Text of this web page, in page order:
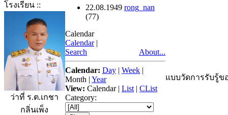
โรงเรียน ::
ว่าที่ ร.ต.เกชา
กลิ่นเพ็ง
22.08.1949 rong_nan
(77)
Calendar
Calendar |
Search
About...
Calendar: Day | Week |
Month | Year
View: Calendar| List | CList
Category:
แบบวัดการรับรู้ข